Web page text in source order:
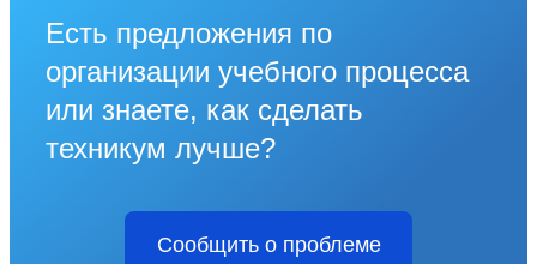
Есть предложения по
организации учебного процесса
или знаете, как сделать
техникум лучше?
Сообщить о проблеме